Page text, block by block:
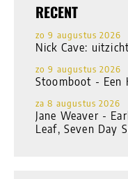
RECENT
zo 9 augustus 2026
Nick Cave:
zo 9 augustus 2026
Stoomboot - Een
za 8 augustus 2026
Jane Weaver -
Leaf, Seven Day